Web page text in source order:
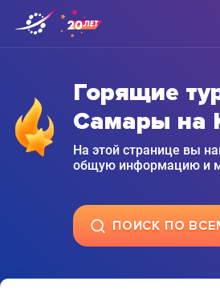
Горящие
Самары на
На этой странице вы
общую информацию и
ПОИСК ПО